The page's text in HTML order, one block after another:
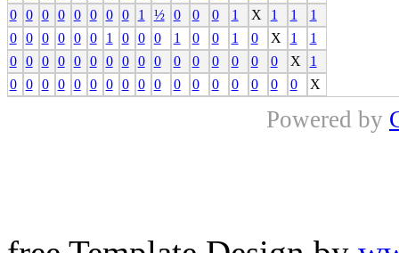
0
0 0 0 0 0 0 0 1 ½ 0 0 0 1 X 1 1
1
0
0 0 0 0 0 1 0 0 0 1 0 0 1 0 X 1
1
0
0 0 0 0 0 0 0 0 0 0 0 0 0 0 0 X
1
0
0 0 0 0 0 0 0 0 0 0 0 0 0 0 0 0 X
Powered by